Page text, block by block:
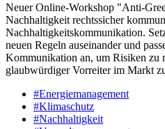
Neuer Online-Workshop "Anti-
Nachhaltigkeit rechtssicher
Nachhaltigkeitskommunikation.
neuen Regeln auseinander und
Kommunikation an, um Risiken zu
glaubwürdiger Vorreiter im Markt
#Energiemanagement
#Klimaschutz
#Nachhaltigkeit